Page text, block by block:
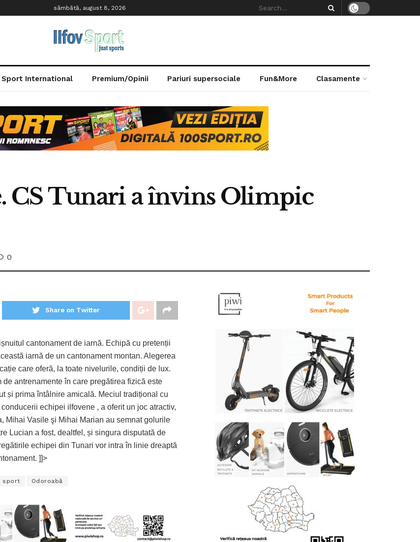
sâmbătă, august 8, 2026
Sport International Premium/Opinii Pariuri supersociale Fun&More Clasamente
CS Tunari a învins Olimpic
0
Share on Twitter
cantonament de iarnă. Echipă cu pretenții
iarnă de un cantonament montan. Alegerea
care oferă, la toate nivelurile, condiții de lux.
antrenamente în care pregătirea fizică este
și prima întâlnire amicală. Meciul tradițional cu
echipei ilfovene , a oferit un joc atractiv,
Mihai Vasile şi Mihai Marian au semnat golurile
Lucian a fost, dealtfel, și singura disputată de
echipei din Tunari vor intra în linie dreaptă
]]>
sport Odoroabă